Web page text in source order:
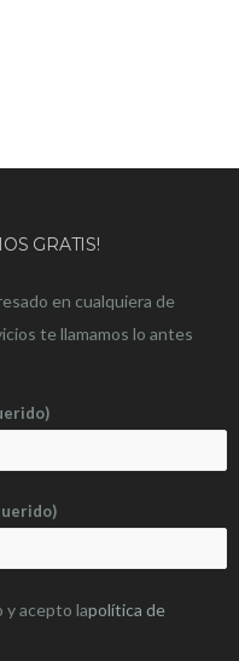
GRATIS!
en cualquiera de
te llamamos lo antes
y acepto lapolítica de